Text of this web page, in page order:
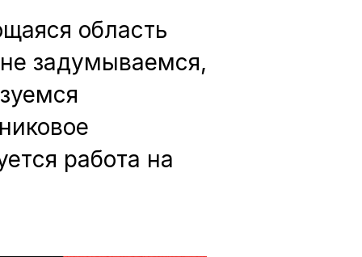
область
задумываемся,
работа на